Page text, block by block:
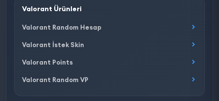
Valorant Ürünleri
Valorant Random Hesap
Valorant İstek Skin
Valorant Points
Valorant Random VP